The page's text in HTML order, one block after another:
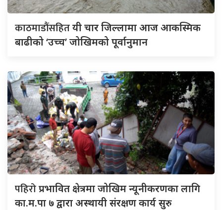
काठमाडौंसहितयी चार जिल्लामा आज आकस्मिक
बाढीको ‘उच्च’ जोखिमको पूर्वानुमान
पहिरोप्रभावित क्षेत्रमा जोखिम न्यूनीकरणका लागि
का.म.पा ७ द्वारा अस्थायी संरक्षण कार्य सुरु